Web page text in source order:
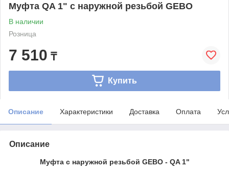
Муфта QA 1" с наружной резьбой GEBO
В наличии
Розница
7 510 ₸
Купить
Описание Характеристики Доставка Оплата
Описание
Муфта с наружной резьбой GEBO - QA 1"